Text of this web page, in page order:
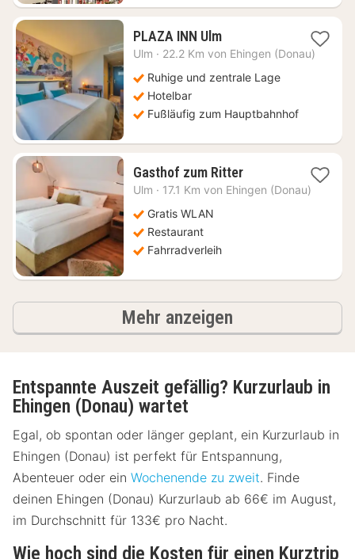
PLAZA INN Ulm1
Nacht
84
Ulm · 22.2 Km von Ehingen (Donau)
Ruhige und zentrale Lage
Hotelbar
Fußläufig zum Hauptbahnhof
Gasthof zum Ritter1
Nacht
ab
Ulm · 17.1 Km von Ehingen (Donau)
Gratis WLAN
Restaurant
Fahrradverleih
Mehr anzeigen
Entspannte Auszeit gefällig? Kurzurlaub in
Ehingen (Donau) wartet
Egal, ob spontan oder länger geplant, ein Kurzurlaub in
Ehingen (Donau) ist perfekt für Entspannung,
Abenteuer oder ein Wochenende zu zweit. Finde
deinen Ehingen (Donau) Kurzurlaub ab 66€ im August,
im Durchschnitt für 133€ pro Nacht.
Wie hoch sind die Kosten für einen Kurztrip